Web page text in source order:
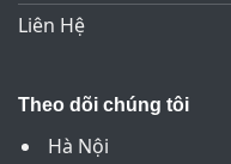
mọi giao dịch
liệu acc được
duyệt định kỳ,
Liên Hệ
Theo dõi chúng tôi
Hà Nội